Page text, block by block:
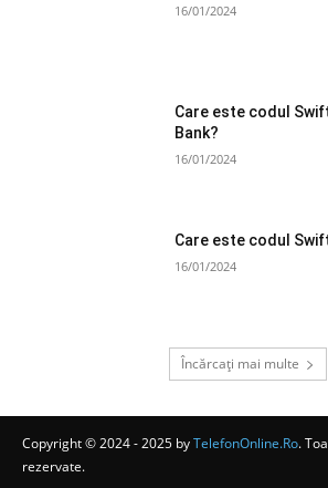
16/01/2024
Care este codul
Bank?
16/01/2024
Care este codul
16/01/2024
Încărcați mai multe
Copyright © 2024 - 2025 byTelefonOnline.Ro.
rezervate.